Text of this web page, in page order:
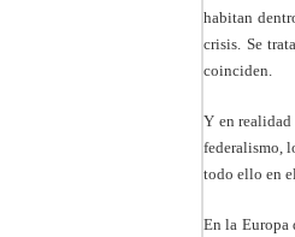
habitan
crisis. Se
coinciden.
Y en
federalismo,
todo ello en
En la Europa